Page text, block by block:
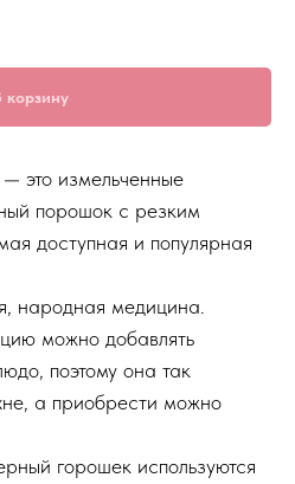
корзину
это измельченные
порошок с резким
доступная и популярная
народная медицина.
можно добавлять
поэтому она так
а приобрести можно
горошек используются